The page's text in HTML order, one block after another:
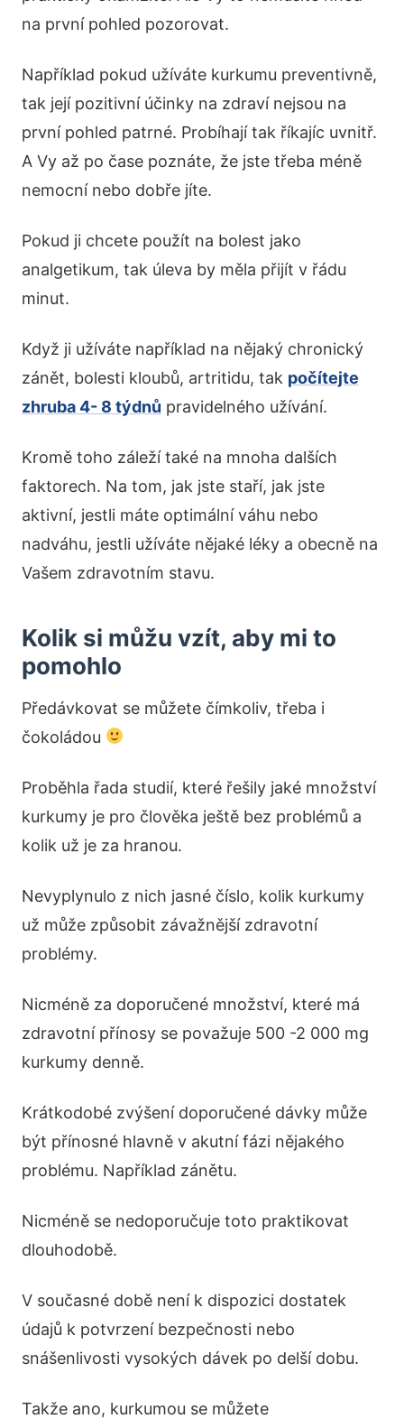
na první pohled pozorovat.
Například pokud užíváte kurkumu preventivně,
tak její pozitivní účinky na zdraví nejsou na
první pohled patrné. Probíhají tak říkajíc uvnitř.
A Vy až po čase poznáte, že jste třeba méně
nemocní nebo dobře jíte.
Pokud ji chcete použít na bolest jako
analgetikum, tak úleva by měla přijít v řádu
minut.
Když ji užíváte například na nějaký chronický
zánět, bolesti kloubů, artritidu, tak počítejte
zhruba 4- 8 týdnů pravidelného užívání.
Kromě toho záleží také na mnoha dalších
faktorech. Na tom, jak jste staří, jak jste
aktivní, jestli máte optimální váhu nebo
nadváhu, jestli užíváte nějaké léky a obecně na
Vašem zdravotním stavu.
Kolik si můžu vzít, aby mi to
pomohlo
Předávkovat se můžete čímkoliv, třeba i
čokoládou
Proběhla řada studií, které řešily jaké množství
kurkumy je pro člověka ještě bez problémů a
kolik už je za hranou.
Nevyplynulo z nich jasné číslo, kolik kurkumy
už může způsobit závažnější zdravotní
problémy.
Nicméně za doporučené množství, které má
zdravotní přínosy se považuje 500 -2 000 mg
kurkumy denně.
Krátkodobé zvýšení doporučené dávky může
být přínosné hlavně v akutní fázi nějakého
problému. Například zánětu.
Nicméně se nedoporučuje toto praktikovat
dlouhodobě.
V současné době není k dispozici dostatek
údajů k potvrzení bezpečnosti nebo
snášenlivosti vysokých dávek po delší dobu.
Takže ano, kurkumou se můžete